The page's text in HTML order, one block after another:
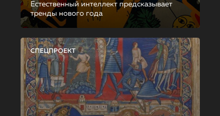
Естественный интеллект предсказывает
тренды нового года
СПЕЦПРОЕКТ